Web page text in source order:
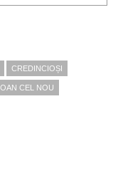
CREDINCIOȘI
CEL NOU